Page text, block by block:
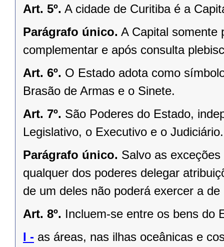
Art. 5º. A cidade de Curitiba é a
Parágrafo único. A Capital somente
complementar e após consulta
Art. 6º. O Estado adota como
Brasão de Armas e o Sinete.
Art. 7º. São Poderes do Estado,
Legislativo, o Executivo e o Judiciário.
Parágrafo único. Salvo as
qualquer dos poderes delegar
de um deles não poderá exercer a de
Art. 8º. Incluem-se entre os bens do
I - as áreas, nas ilhas oceânicas e